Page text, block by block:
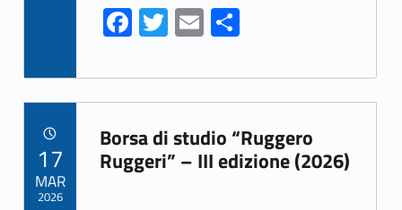
Fa
ce
b
o
o
k
T
w
itt
er
E
m
ai
l
S
ar
e
Link identifier archive #link-archive-33536
Borsa di studio “Ruggero
Ruggeri” – III edizione (2026)
17
MAR
2026